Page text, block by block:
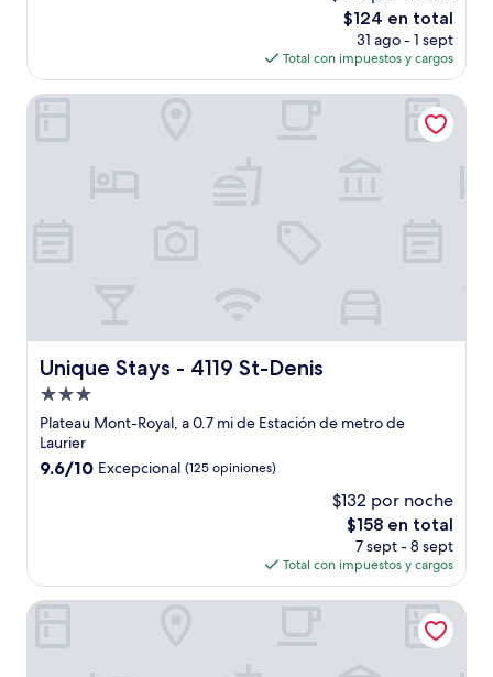
El
precio
actual
es
de
$124 en total
31 ago - 1 sept
Total con impuestos y cargos
Unique Stays - 4119 St-Denis
Unique Stays - 4119 St-Denis
Propiedad
de
3.0
estrellas
Plateau Mont-Royal, a 0.7 mi de Estación de metro de
Laurier
9.6
9.6/10 Excepcional (125 opiniones)
$132 por noche
El
precio
actual
es
de
$158 en total
7 sept - 8 sept
Total con impuestos y cargos
Unique Stays - 4119 St-Denis
Unique Stays - 4114 St-Denis